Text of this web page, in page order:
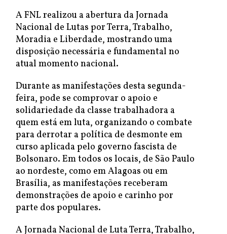
A FNL realizou a abertura da Jornada
Nacional de Lutas por Terra, Trabalho,
Moradia e Liberdade, mostrando uma
disposição necessária e fundamental no
atual momento nacional.
Durante as manifestações desta segunda-
feira, pode se comprovar o apoio e
solidariedade da classe trabalhadora a
quem está em luta, organizando o combate
para derrotar a política de desmonte em
curso aplicada pelo governo fascista de
Bolsonaro. Em todos os locais, de São Paulo
ao nordeste, como em Alagoas ou em
Brasília, as manifestações receberam
demonstrações de apoio e carinho por
parte dos populares.
A Jornada Nacional de Luta Terra, Trabalho,